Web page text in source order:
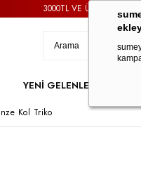
3000TL VE ÜZERİ TÜM
YENİ GELENLER
Kol Triko